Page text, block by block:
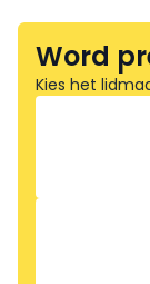
Word
Kies het